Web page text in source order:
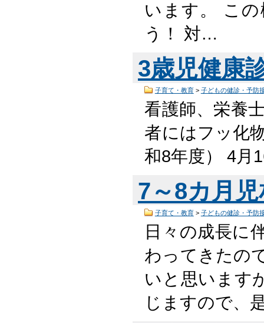
います。 こ
う！ 対…
3歳児健康
子育て・教育> 子どもの健診・予防
看護師、栄養
者にはフッ化
和8年度） 4月
7～8カ月
子育て・教育> 子どもの健診・予防
日々の成長に
わってきたの
いと思います
じますので、